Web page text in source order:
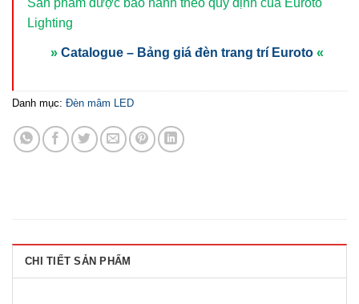
Sản phẩm được bảo hành theo quy định của Euroto
Lighting
» Catalogue – Bảng giá đèn trang trí Euroto «
Danh mục: Đèn mâm LED
CHI TIẾT SẢN PHẨM